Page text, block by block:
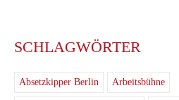
SCHLAGWÖRTER
Absetzkipper Berlin Arbeitsbühne